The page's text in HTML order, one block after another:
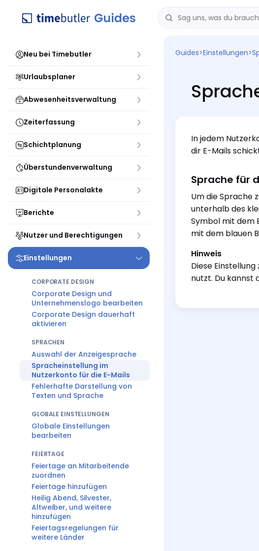
Neu bei Timebutler
Urlaubsplaner
Abwesenheitsverwaltung
Zeiterfassung
Schichtplanung
Überstundenverwaltung
Digitale Personalakte
Berichte
Nutzer und Berechtigungen
Einstellungen
CORPORATE DESIGN
Corporate Design und
Unternehmenslogo bearbeiten
Corporate Design dauerhaft
aktivieren
SPRACHEN
Auswahl der Anzeigesprache
Spracheinstellung im
Nutzerkonto für die E-Mails
Fehlerhafte Darstellung von
Texten und Sprache
GLOBALE EINSTELLUNGEN
Globale Einstellungen
bearbeiten
FEIERTAGE
Feiertage an Mitarbeitende
zuordnen
Feiertage hinzufügen
Heilig Abend, Silvester,
Altweiber, und weitere
hinzufügen
Feiertagsregelungen für
weitere Länder
Guides>Einstellungen>
In jedem
dir E-Mails
Sprache für
Um die Sprache
unterhalb des
Symbol mit dem
mit dem blauen
Hinweis
Diese
nutzt. Du kannst